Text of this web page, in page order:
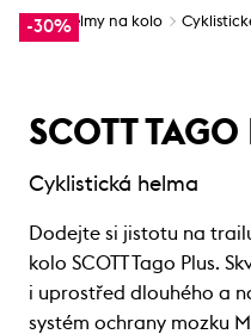
-30%
… Helmy na kolo
SCOTT TAGO
Cyklistická helma
Dodejte si jistotu na
kolo SCOTT Tago Plus.
i uprostřed dlouhého a
systém ochrany mozku